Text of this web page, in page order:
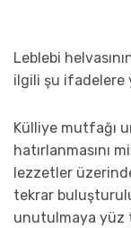
Leblebi
ilgili şu ifadelere
Külliye mutfağı
hatırlanmasını
lezzetler
tekrar
unutulmaya yüz